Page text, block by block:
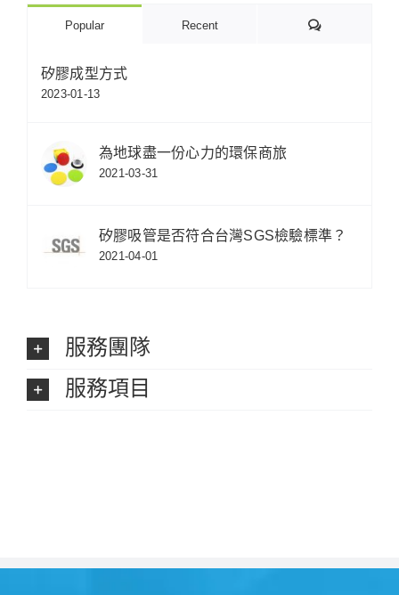
Popular Recent Comments
矽膠成型方式
2023-01-13
為地球盡一份心力的環保商旅
2021-03-31
矽膠吸管是否符合台灣SGS檢驗標準？
2021-04-01
服務團隊
服務項目